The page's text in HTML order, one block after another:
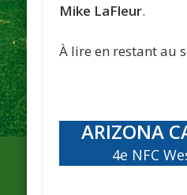
Mike LaFleur.
À lire en restant au
ARIZONA
4e NFC